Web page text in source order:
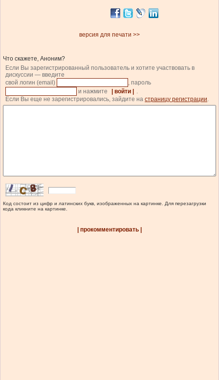
версия для печати >>
Что скажете, Аноним?
Если Вы зарегистрированный пользователь и хотите участвовать в
дискуссии — введите
свой логин (email)
, пароль
и нажмите
| войти |
.
Если Вы еще не зарегистрировались, зайдите на страницу регистрации.
Код состоит из цифр и латинских букв, изображенных на картинке. Для перезагрузки
кода кликните на картинке.
| прокомментировать |